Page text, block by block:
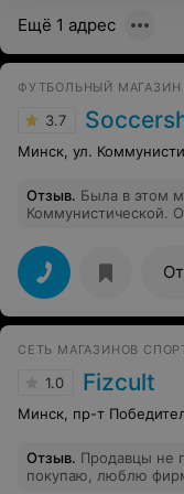
Ещё 1 адрес
ФУТБОЛЬНЫЙ МАГАЗИН
3.7
Минск, ул.
Отзыв. Была в этом
Коммунистической.
больше всего
настоящий музей,
чем-то одном!
1.0 Fizcult
Минск, пр-т
Отзыв. Продавцы не
покупаю, люблю